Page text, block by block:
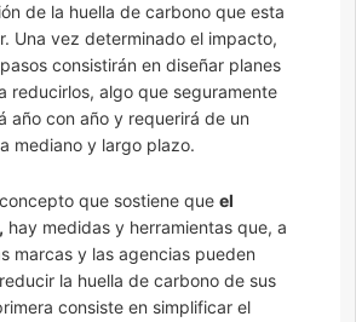
de la huella de carbono que esta
Una vez determinado el impacto,
consistirán en diseñar planes
reducirlos, algo que seguramente
año con año y requerirá de un
mediano y largo plazo.
que sostiene que el
hay medidas y herramientas que, a
marcas y las agencias pueden
la huella de carbono de sus
consiste en simplificar el